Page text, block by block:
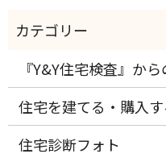
『Y&Y住宅検査』か
住宅を建てる・購入
住宅診断フォト